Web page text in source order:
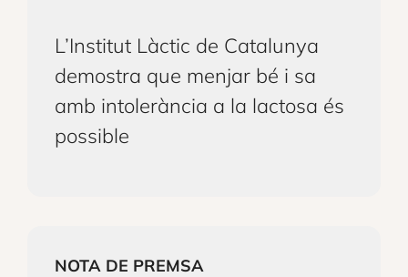
L’Institut Làctic de Catalunya
demostra que menjar bé i sa
amb intolerància a la lactosa és
possible
NOTA DE PREMSA